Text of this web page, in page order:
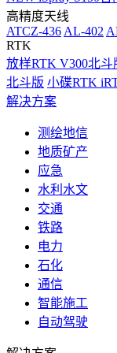
高精度天线
ATCZ-436 AL-402
RTK
放样RTK V300北斗
北斗版 小碟RTK
解决方案
测绘地信
地质矿产
应急
水利水文
交通
铁路
电力
石化
通信
智能施工
自动驾驶